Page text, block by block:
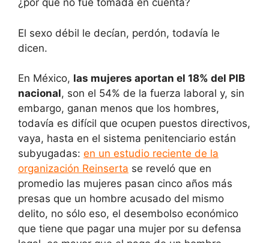
¿por qué no fue tomada en cuenta?
El sexo débil le decían, perdón, todavía le
dicen.
En México, las mujeres aportan el 18% del PIB
nacional, son el 54% de la fuerza laboral y, sin
embargo, ganan menos que los hombres,
todavía es difícil que ocupen puestos directivos,
vaya, hasta en el sistema penitenciario están
subyugadas: en un estudio reciente de la
organización Reinserta se reveló que en
promedio las mujeres pasan cinco años más
presas que un hombre acusado del mismo
delito, no sólo eso, el desembolso económico
que tiene que pagar una mujer por su defensa